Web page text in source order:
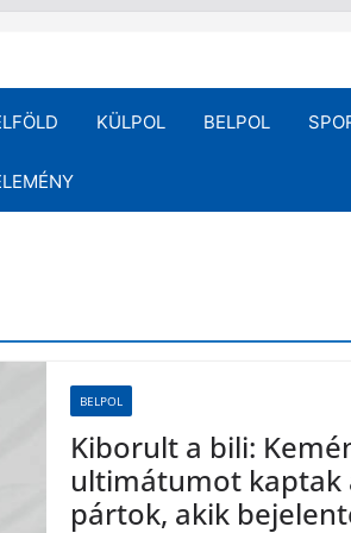
KÜLPOL BELPOL
BELPOL
Kiborult a bili:
ultimátumot kaptak
pártok, akik